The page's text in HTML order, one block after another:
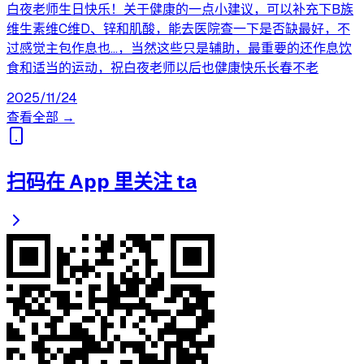
白夜老师生日快乐！关于健康的一点小建议，可以补充下B族
维生素维C维D、锌和肌酸，能去医院查一下是否缺最好，不
过感觉主包作息也…，当然这些只是辅助，最重要的还作息饮
食和适当的运动，祝白夜老师以后也健康快乐长春不老
2025/11/24
查看全部 →
扫码在 App 里关注 ta